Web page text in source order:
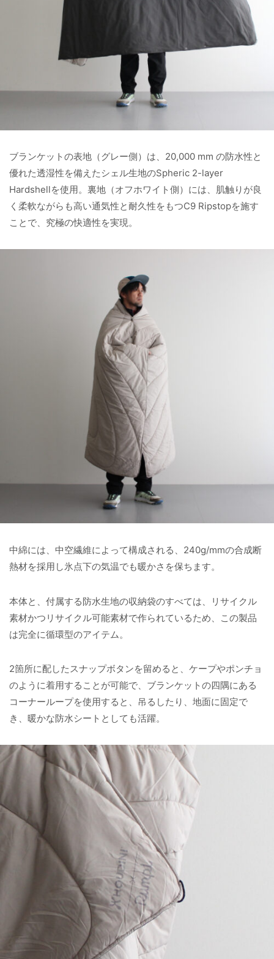
ブランケットの表地（グレー側）は、20,000 mm の防水性と
優れた透湿性を備えたシェル生地のSpheric 2-layer
Hardshellを使用。裏地（オフホワイト側）には、肌触りが良
く柔軟ながらも高い通気性と耐久性をもつC9 Ripstopを施す
ことで、究極の快適性を実現。
中綿には、中空繊維によって構成される、240g/mmの合成断
熱材を採用し氷点下の気温でも暖かさを保ちます。
本体と、付属する防水生地の収納袋のすべては、リサイクル
素材かつリサイクル可能素材で作られているため、この製品
は完全に循環型のアイテム。
2箇所に配したスナップボタンを留めると、ケープやポンチョ
のように着用することが可能で、ブランケットの四隅にある
コーナーループを使用すると、吊るしたり、地面に固定で
き、暖かな防水シートとしても活躍。